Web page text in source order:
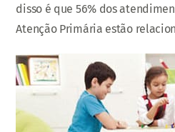
disso é que 56% dos
Atenção Primária estão